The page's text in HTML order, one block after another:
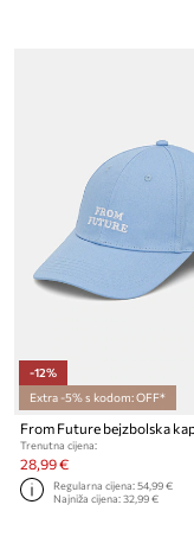
-12%
Extra -5% s kodom: OFF*
Trenutna cijena:
28,99 €
Regularna cijena:54,99 €
Najniža cijena:32,99 €